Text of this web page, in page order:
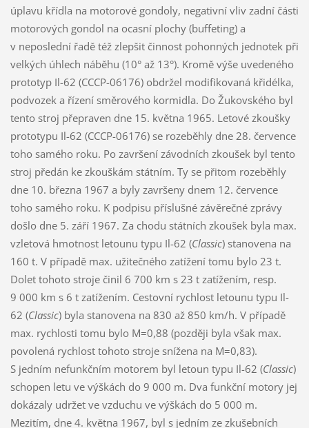
úplavu křídla na motorové gondoly, negativní vliv zadní části
motorových gondol na ocasní plochy (buffeting) a
v neposlední řadě též zlepšit činnost pohonných jednotek při
velkých úhlech náběhu (10° až 13°). Kromě výše uvedeného
prototyp Il-62 (CCCP-06176) obdržel modifikovaná křidélka,
podvozek a řízení směrového kormidla. Do Žukovského byl
tento stroj přepraven dne 15. května 1965. Letové zkoušky
prototypu Il-62 (CCCP-06176) se rozeběhly dne 28. července
toho samého roku. Po završení závodních zkoušek byl tento
stroj předán ke zkouškám státním. Ty se přitom rozeběhly
dne 10. března 1967 a byly završeny dnem 12. července
toho samého roku. K podpisu příslušné závěrečné zprávy
došlo dne 5. září 1967. Za chodu státních zkoušek byla max.
vzletová hmotnost letounu typu Il-62 (Classic) stanovena na
160 t. V případě max. užitečného zatížení tomu bylo 23 t.
Dolet tohoto stroje činil 6 700 km s 23 t zatížením, resp.
9 000 km s 6 t zatížením. Cestovní rychlost letounu typu Il-
62 (Classic) byla stanovena na 830 až 850 km/h. V případě
max. rychlosti tomu bylo M=0,88 (později byla však max.
povolená rychlost tohoto stroje snížena na M=0,83).
S jedním nefunkčním motorem byl letoun typu Il-62 (Classic)
schopen letu ve výškách do 9 000 m. Dva funkční motory jej
dokázaly udržet ve vzduchu ve výškách do 5 000 m.
Mezitím, dne 4. května 1967, byl s jedním ze zkušebních